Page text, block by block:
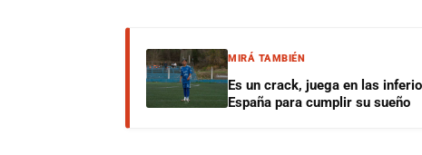
MIRÁ TAMBIÉN
Es un crack, juega en las
España para cumplir su sueño